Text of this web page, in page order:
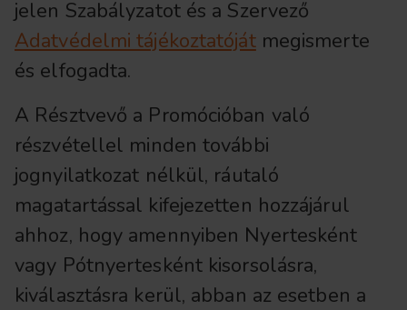
jelen Szabályzatot és a Szervező
Adatvédelmi tájékoztatójátmegismerte
és elfogadta.
A Résztvevő a Promócióban való
részvétellel minden további
jognyilatkozat nélkül, ráutaló
magatartással kifejezetten hozzájárul
ahhoz, hogy amennyiben Nyertesként
vagy Pótnyertesként kisorsolásra,
kiválasztásra kerül, abban az esetben a